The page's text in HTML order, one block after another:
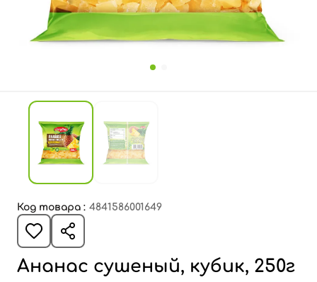
Код товара : 4841586001649
Ананас сушеный, кубик, 250г